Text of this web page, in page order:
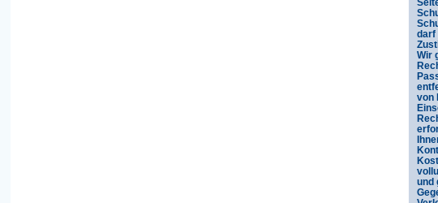
darf
Wir
von
und